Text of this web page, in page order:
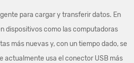
para cargar y transferir datos. En
dispositivos como las computadoras
más nuevas y, con un tiempo dado, se
actualmente usa el conector USB más